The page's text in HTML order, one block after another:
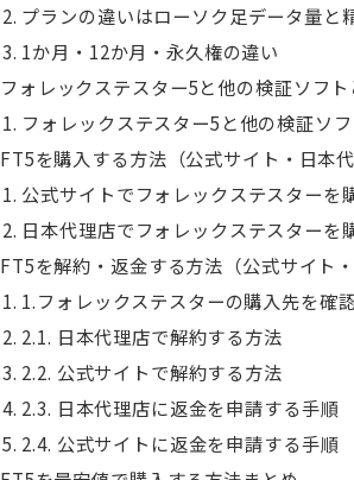
プランの違いはローソク足データ量と
1か月・12か月・永久権の違い
フォレックステスター5と他の検証ソフ
フォレックステスター5と他の検証ソ
FT5を購入する方法（公式サイト・日本
公式サイトでフォレックステスターを
日本代理店でフォレックステスターを
FT5を解約・返金する方法（公式サイト
1.フォレックステスターの購入先を確
2.1. 日本代理店で解約する方法
2.2. 公式サイトで解約する方法
2.3. 日本代理店に返金を申請する手順
2.4. 公式サイトに返金を申請する手順